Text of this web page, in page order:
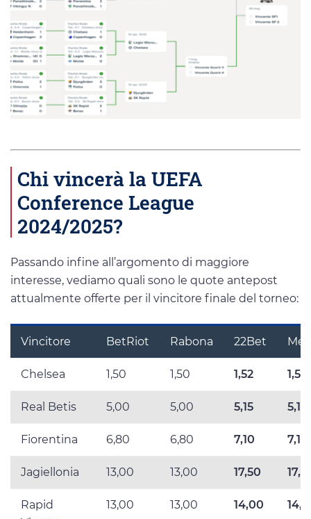
Chi vincerà la UEFA
Conference League
2024/2025?
Passando infine all’argomento di maggiore
interesse, vediamo quali sono le quote antepost
attualmente offerte per il vincitore finale del torneo:
Vincitore BetRiot Rabona 22Bet
Chelsea 1,50 1,50 1,52 1,52
Real Betis 5,00 5,00 5,15 5,15
Fiorentina 6,80 6,80 7,10 7,10
Jagiellonia 13,00 13,00 17,50
Rapid
13,00 13,00 14,00